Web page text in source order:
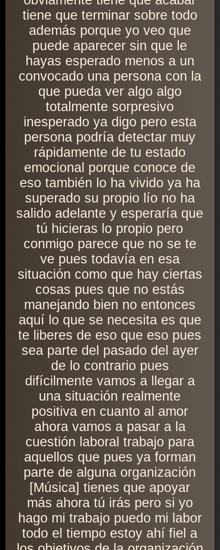
tiene que terminar sobre todo
además porque yo veo que
puede aparecer sin que le
hayas esperado menos a un
convocado una persona con la
que pueda ver algo algo
totalmente sorpresivo
inesperado ya digo pero esta
persona podría detectar muy
rápidamente de tu estado
emocional porque conoce de
eso también lo ha vivido ya ha
superado su propio lío no ha
salido adelante y esperaría que
tú hicieras lo propio pero
conmigo parece que no se te
ve pues todavía en esa
situación como que hay ciertas
cosas pues que no estás
manejando bien no entonces
aquí lo que se necesita es que
te liberes de eso que eso pues
sea parte del pasado del ayer
de lo contrario pues
difícilmente vamos a llegar a
una situación realmente
positiva en cuanto al amor
ahora vamos a pasar a la
cuestión laboral trabajo para
aquellos que pues ya forman
parte de alguna organización
[Música] tienes que apoyar
más ahora tú irás pero si yo
hago mi trabajo puedo mi labor
todo el tiempo estoy ahí fiel a